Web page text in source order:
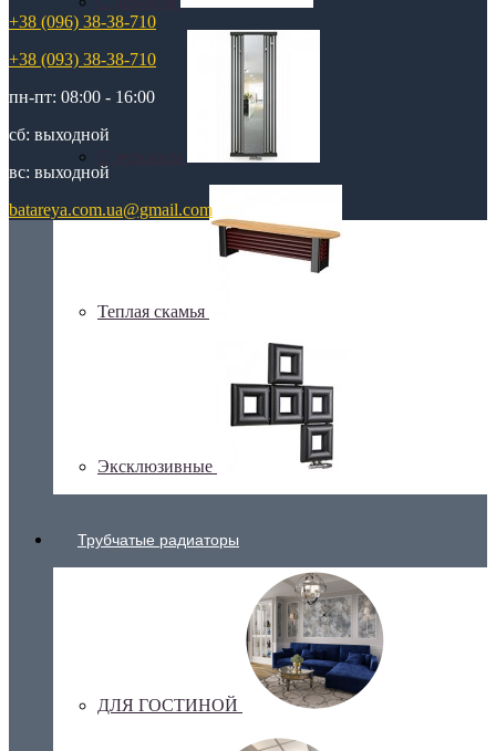
Теплая скамья
Эксклюзивные
Трубчатые радиаторы
ДЛЯ ГОСТИНОЙ
+38 (096) 38-38-710
+38 (093) 38-38-710
пн-пт: 08:00 - 16:00
сб: выходной
вс: выходной
batareya.com.ua@gmail.com